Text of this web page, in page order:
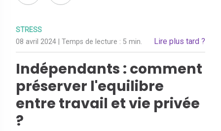
STRESS
08 avril 2024 | Temps de lecture : 5 min. Lire plus tard ?
Indépendants : comment
préserver l'equilibre
entre travail et vie privée
?